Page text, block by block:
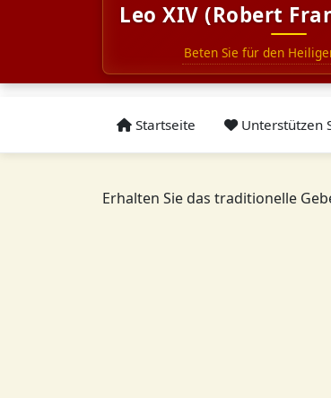
Leo XIV (Robert
Beten Sie für den
Startseite Unterstützen
Erhalten Sie das traditionelle